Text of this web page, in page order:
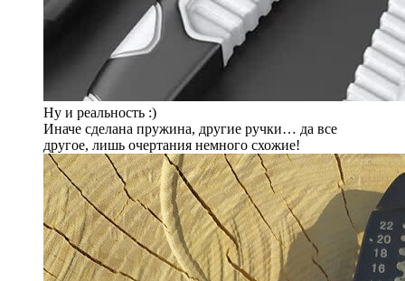
Ну и реальность :)
Иначе сделана пружина, другие ручки… да все
другое, лишь очертания немного схожие!